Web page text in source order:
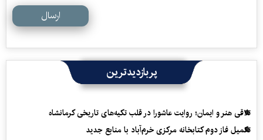
ارسال
پربازدیدترین
تلاقی هنر و ایمان؛ روایت عاشورا در قلب تکیه‌های تاریخی کرمانشاه
تکمیل فاز دوم کتابخانه مرکزی خرم‌آباد با منابع جدید